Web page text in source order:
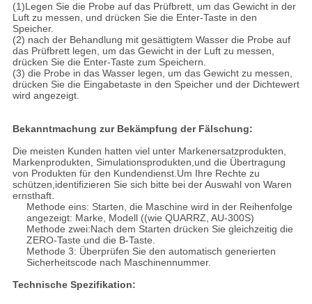
(1)Legen Sie die Probe auf das Prüfbrett, um das Gewicht in der
Luft zu messen, und drücken Sie die Enter-Taste in den
Speicher.
(2) nach der Behandlung mit gesättigtem Wasser die Probe auf
das Prüfbrett legen, um das Gewicht in der Luft zu messen,
drücken Sie die Enter-Taste zum Speichern.
(3) die Probe in das Wasser legen, um das Gewicht zu messen,
drücken Sie die Eingabetaste in den Speicher und der Dichtewert
wird angezeigt.
Bekanntmachung zur Bekämpfung der Fälschung:
Die meisten Kunden hatten viel unter Markenersatzprodukten,
Markenprodukten, Simulationsprodukten,und die Übertragung
von Produkten für den Kundendienst.Um Ihre Rechte zu
schützen,identifizieren Sie sich bitte bei der Auswahl von Waren
ernsthaft.
Methode eins: Starten, die Maschine wird in der Reihenfolge
angezeigt: Marke, Modell ((wie QUARRZ, AU-300S)
Methode zwei:Nach dem Starten drücken Sie gleichzeitig die
ZERO-Taste und die B-Taste.
Methode 3: Überprüfen Sie den automatisch generierten
Sicherheitscode nach Maschinennummer.
Technische Spezifikation: